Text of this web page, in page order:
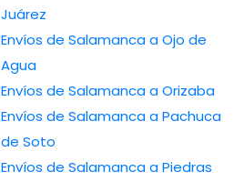
Juárez
Envíos de Salamanca a Ojo de
Agua
Envíos de Salamanca a Orizaba
Envíos de Salamanca a Pachuca
de Soto
Envíos de Salamanca a Piedras